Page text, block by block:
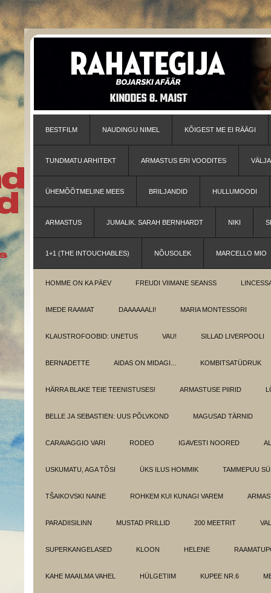
BESTFILM NAUDINGU NIMEL KÕIGEST ME EI RÄÄGI
TUNDMATU ARHITEKT ARMASTUS ERI VOODITES
ÜHEMÕÕTMELINE MEES BRILJANDID HULLUMOODI
ARMASTUS JUMALIK. SARAH BERNHARDT NIKI
1+1 (THE INTOUCHABLES) NÕUSOLEK MARCELLO MIO
HOMME ON KA PÄEV FREUDI VIIMANE SEANSS
IMEDE RAAMAT DAAAAAALI! MARIA MONTESSORI
KLAUSTROFOOBID: UNETUS VAU! SILLAD LIVERPOOLI
BERNADETTE AIDAS ON MIDAGI... KOMBITSATÜDRUK
HÄRRA BLAKE TEIE TEENISTUSES! ARMASTUSE PIIRID
BELLE JA SEBASTIEN: UUS PÕLVKOND MAGUSAD TÄRNID
CARAVAGGIO VARI RODEO IGAVESTI NOORED
USKUMATU, AGA TÕSI ÜKS ILUS HOMMIK TAMMEPUU
TŠAIKOVSKI NAINE ROHKEM KUI KUNAGI VAREM
PARADIISILINN MUSTAD PRILLID 200 MEETRIT
SUPERKANGELASED KLOON HELENE
KAHE MAAILMA VAHEL HÜLGETIIM KUPEE NR.6